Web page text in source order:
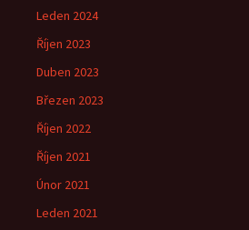
Leden 2024
Říjen 2023
Duben 2023
Březen 2023
Říjen 2022
Říjen 2021
Únor 2021
Leden 2021